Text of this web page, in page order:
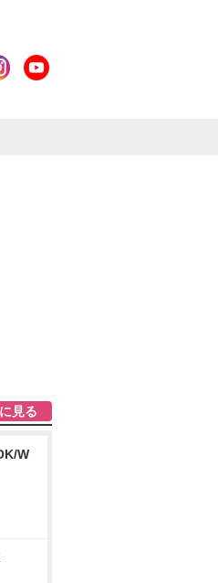
見る
W